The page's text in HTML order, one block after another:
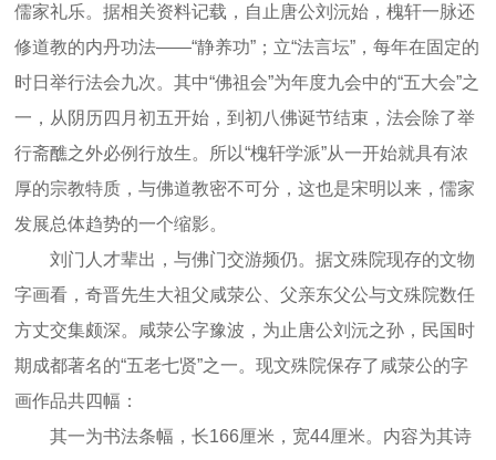
儒家礼乐。据相关资料记载，自止唐公刘沅始，槐轩一脉还
修道教的内丹功法——“静养功”；立“法言坛”，每年在固定的
时日举行法会九次。其中“佛祖会”为年度九会中的“五大会”之
一，从阴历四月初五开始，到初八佛诞节结束，法会除了举
行斋醮之外必例行放生。所以“槐轩学派”从一开始就具有浓
厚的宗教特质，与佛道教密不可分，这也是宋明以来，儒家
发展总体趋势的一个缩影。
刘门人才辈出，与佛门交游频仍。据文殊院现存的文物
字画看，奇晋先生大祖父咸荥公、父亲东父公与文殊院数任
方丈交集颇深。咸荥公字豫波，为止唐公刘沅之孙，民国时
期成都著名的“五老七贤”之一。现文殊院保存了咸荥公的字
画作品共四幅：
其一为书法条幅，长166厘米，宽44厘米。内容为其诗